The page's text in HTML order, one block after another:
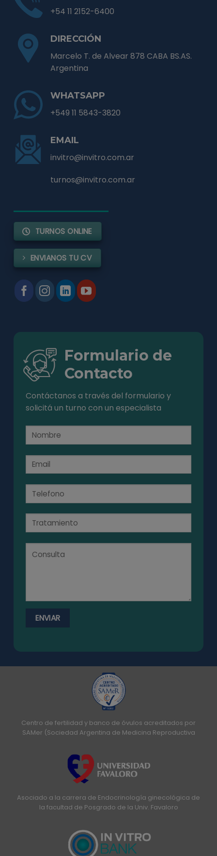
+54 11 2152-6400
DIRECCIÓN
Marcelo T. de Alvear 878 CABA BS.AS.
Argentina
WHATSAPP
+549 11 5843-3820
EMAIL
invitro@invitro.com.ar
turnos@invitro.com.ar
TURNOS ONLINE
ENVIANOS TU CV
Formulario de
Contacto
Contáctanos a través del formulario y
solicitá un turno con un especialista
Centro de fertilidad y banco de óvulos acreditados por
SAMer (Sociedad Argentina de Medicina Reproductiva
Asociado a la carrera de Endocrinología ginecológica de
la facultad de Posgrado de la Univ. Favaloro